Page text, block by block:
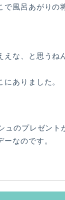
風呂あがりの
な、と思うね
ありました。
のプレゼント
なのです。